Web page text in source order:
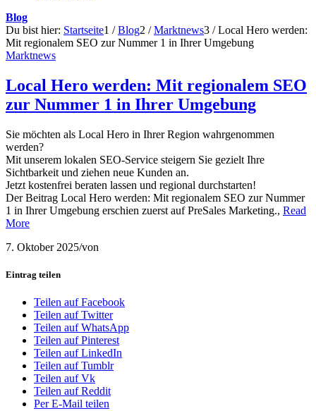
Blog
Du bist hier: Startseite1 / Blog2 / Marktnews3 / Local Hero werden:
Mit regionalem SEO zur Nummer 1 in Ihrer Umgebung
Marktnews
Local Hero werden: Mit regionalem SEO
zur Nummer 1 in Ihrer Umgebung
Sie möchten als Local Hero in Ihrer Region wahrgenommen
werden?
Mit unserem lokalen SEO-Service steigern Sie gezielt Ihre
Sichtbarkeit und ziehen neue Kunden an.
Jetzt kostenfrei beraten lassen und regional durchstarten!
Der Beitrag Local Hero werden: Mit regionalem SEO zur Nummer
1 in Ihrer Umgebung erschien zuerst auf PreSales Marketing., Read
More
7. Oktober 2025/von
Eintrag teilen
Teilen auf Facebook
Teilen auf Twitter
Teilen auf WhatsApp
Teilen auf Pinterest
Teilen auf LinkedIn
Teilen auf Tumblr
Teilen auf Vk
Teilen auf Reddit
Per E-Mail teilen